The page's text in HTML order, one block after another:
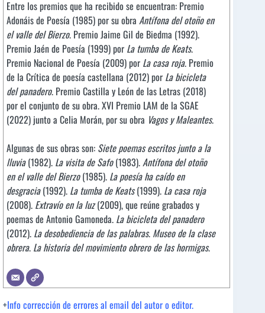
Entre los premios que ha recibido se encuentran: Premio
Adonáis de Poesía (1985) por su obra Antífona del otoño en
el valle del Bierzo. Premio Jaime Gil de Biedma (1992).
Premio Jaén de Poesía (1999) por La tumba de Keats.
Premio Nacional de Poesía (2009) por La casa roja. Premio
de la Crítica de poesía castellana (2012) por La bicicleta
del panadero. Premio Castilla y León de las Letras (2018)
por el conjunto de su obra. XVI Premio LAM de la SGAE
(2022) junto a Celia Morán, por su obra Vagos y Maleantes.
Algunas de sus obras son: Siete poemas escritos junto a la
lluvia(1982). La visita de Safo(1983).Antífona del otoño
en el valle del Bierzo(1985). La poesía ha caído en
desgracia(1992). La tumba de Keats(1999). La casa roja
(2008). Extravío en la luz(2009), que reúne grabados y
poemas de Antonio Gamoneda. La bicicleta del panadero
(2012). La desobediencia de las palabras. Museo de la clase
obrera. La historia del movimiento obrero de las hormigas.
+Info corrección de errores al email del autor o editor.